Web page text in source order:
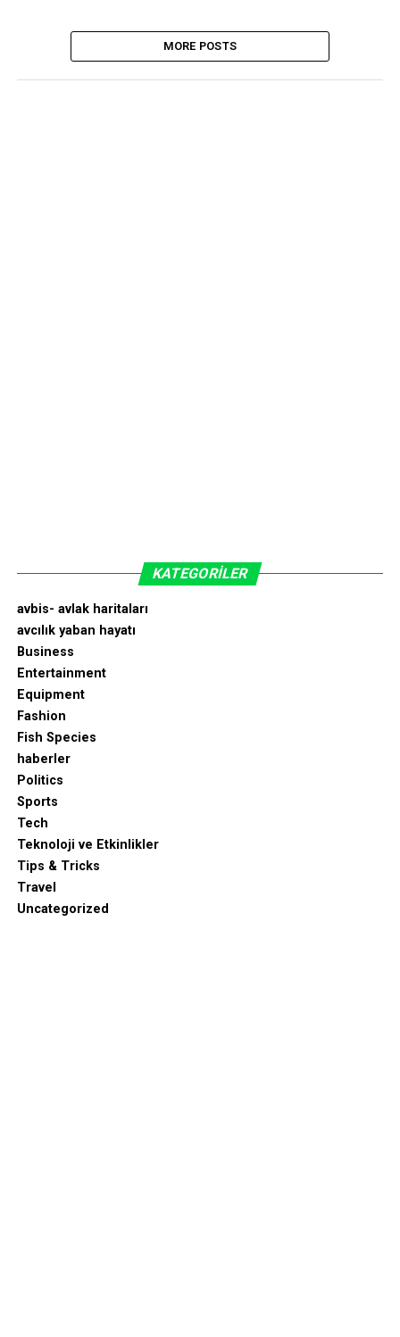
MORE POSTS
KATEGORILER
avbis- avlak haritaları
avcılık yaban hayatı
Business
Entertainment
Equipment
Fashion
Fish Species
haberler
Politics
Sports
Tech
Teknoloji ve Etkinlikler
Tips & Tricks
Travel
Uncategorized